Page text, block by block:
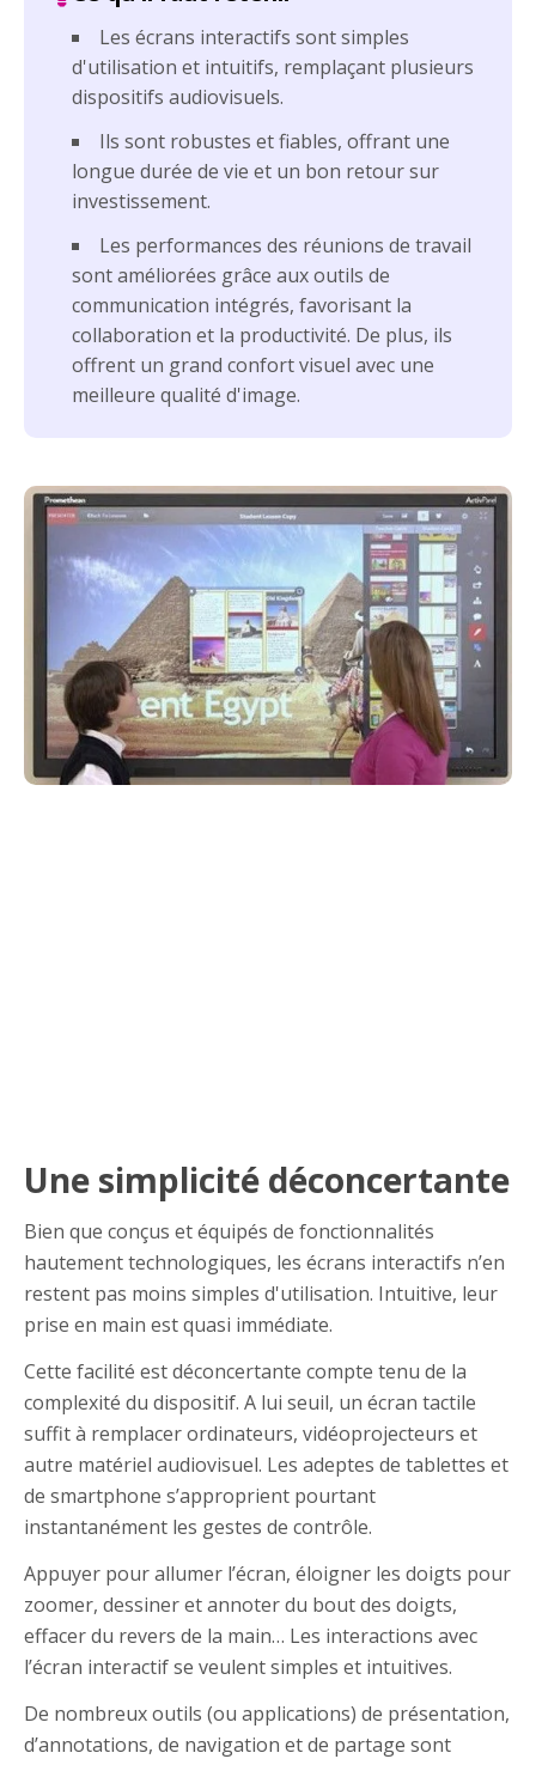
Les écrans interactifs sont simples
d'utilisation et intuitifs, remplaçant plusieurs
dispositifs audiovisuels.
Ils sont robustes et fiables, offrant une
longue durée de vie et un bon retour sur
investissement.
Les performances des réunions de travail
sont améliorées grâce aux outils de
communication intégrés, favorisant la
collaboration et la productivité. De plus, ils
offrent un grand confort visuel avec une
meilleure qualité d'image.
Une simplicité déconcertante
Bien que conçus et équipés de fonctionnalités
hautement technologiques, les écrans interactifs n’en
restent pas moins simples d'utilisation. Intuitive, leur
prise en main est quasi immédiate.
Cette facilité est déconcertante compte tenu de la
complexité du dispositif. A lui seuil, un écran tactile
suffit à remplacer ordinateurs, vidéoprojecteurs et
autre matériel audiovisuel. Les adeptes de tablettes et
de smartphone s’approprient pourtant
instantanément les gestes de contrôle.
Appuyer pour allumer l’écran, éloigner les doigts pour
zoomer, dessiner et annoter du bout des doigts,
effacer du revers de la main… Les interactions avec
l’écran interactif se veulent simples et intuitives.
De nombreux outils (ou applications) de présentation,
d’annotations, de navigation et de partage sont